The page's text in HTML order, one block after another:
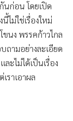
นก่อน โดยเปิด
ไม่ใช่เรื่องใหม่
ขนง พรรคก้าวไกล
ถามอย่างละเอียด
ะไม่ได้เป็นเรื่อง
ราเอาผล